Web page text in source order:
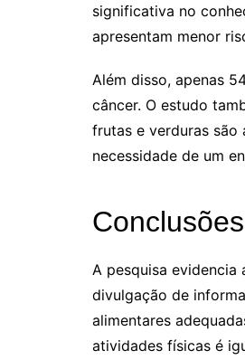
significativa no
apresentam menor
Além disso, apenas
câncer. O estudo
frutas e verduras são
necessidade de um
A pesquisa
divulgação de
alimentares
atividades físicas é